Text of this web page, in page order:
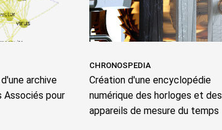
archive
pour
CHRONOSPEDIA
Création d'une encyclopédie
numérique des horloges et des
appareils de mesure du temps